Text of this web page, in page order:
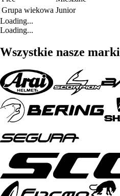
Grupa wiekowa Junior
Loading...
Loading...
Wszystkie nasze marki